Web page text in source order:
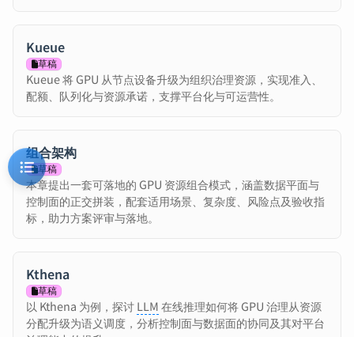
Kueue
草稿
Kueue 将 GPU 从节点设备升级为组织治理资源，实现准入、
配额、队列化与资源承诺，支撑平台化与可运营性。
组合架构
草稿
本章提出一套可落地的 GPU 资源组合模式，涵盖数据平面与
控制面的正交拼装，配套适用场景、复杂度、风险点及验收指
标，助力方案评审与落地。
Kthena
草稿
以 Kthena 为例，探讨LLM在线推理如何将 GPU 治理从资源
分配升级为语义调度，分析控制面与数据面的协同及其对平台